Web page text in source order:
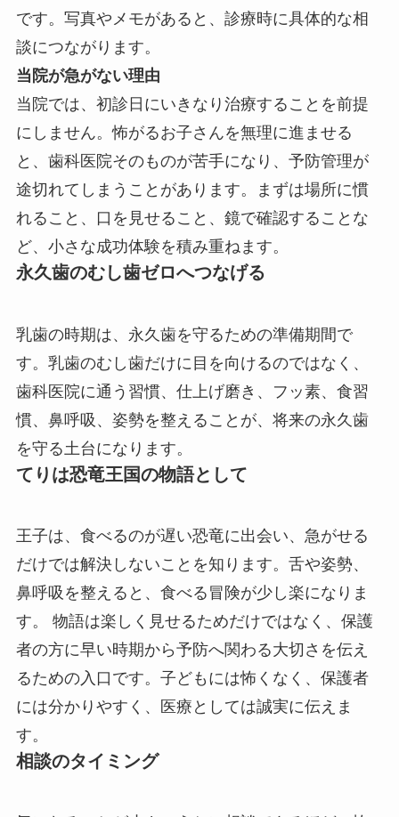
です。写真やメモがあると、診療時に具体的な相
談につながります。
当院が急がない理由
当院では、初診日にいきなり治療することを前提
にしません。怖がるお子さんを無理に進ませる
と、歯科医院そのものが苦手になり、予防管理が
途切れてしまうことがあります。まずは場所に慣
れること、口を見せること、鏡で確認することな
ど、小さな成功体験を積み重ねます。
永久歯のむし歯ゼロへつなげる
乳歯の時期は、永久歯を守るための準備期間で
す。乳歯のむし歯だけに目を向けるのではなく、
歯科医院に通う習慣、仕上げ磨き、フッ素、食習
慣、鼻呼吸、姿勢を整えることが、将来の永久歯
を守る土台になります。
てりは恐竜王国の物語として
王子は、食べるのが遅い恐竜に出会い、急がせる
だけでは解決しないことを知ります。舌や姿勢、
鼻呼吸を整えると、食べる冒険が少し楽になりま
す。 物語は楽しく見せるためだけではなく、保護
者の方に早い時期から予防へ関わる大切さを伝え
るための入口です。子どもには怖くなく、保護者
には分かりやすく、医療としては誠実に伝えま
す。
相談のタイミング